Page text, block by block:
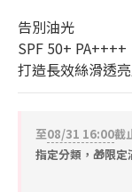
告別油光
SPF 50+ PA++++
打造長效絲滑透
至08/31 16:00截
指定分類，🎁限定